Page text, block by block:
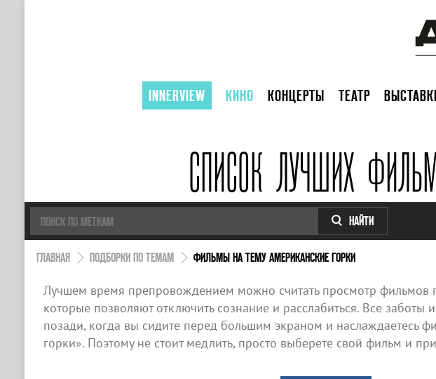
INNERVIEW КИНО КОНЦЕРТЫ ТЕАТР
СПИСОК ЛУЧШИХ
НАЙТИ
ГЛАВНАЯ ПОДБОРКИ ПО ТЕМАМ ФИЛЬМЫ НА ТЕМУ АМЕРИКАНСКИЕ ГОРКИ
Лучшем время препровождением можно считать просмотр фильмов
которые позволяют отключить сознание и расслабиться. Все заботы
позади, когда вы сидите перед большим экраном и наслаждаетесь
горки». Поэтому не стоит медлить, просто выберете свой фильм и